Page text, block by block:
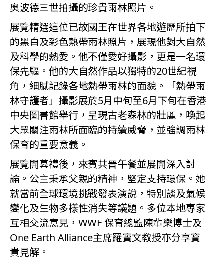
奥波德三世拍攝的珍貴雨林照片。
展覽精選這位已故國王在世界各地遊歷所拍下
的黑白及彩色熱帶雨林照片，展現他對大自然
及科學的熱愛。他不僅愛好攝影，更是一名環
保先驅。他的大自然作品以獨特的20世紀視
角，細膩記錄各地熱帶雨林的面貌。「熱帶雨
林守護者」攝影展於5月中旬至6月下旬在香港
中央圖書館舉行，呈現古老森林的壯麗，喚起
大眾關注雨林所面臨的持續威脅，並強調雨林
保育的重要意義。
展覽開幕禮後，來賓共晉午餐並展開深入討
論。公主秉承父親的精神，堅定支持環保。她
就當前全球環境挑戰發表演說，特別談及氣候
變化及生物多樣性消失等議題。多位本地專家
互相交流意見，WWF 保育總監陳輩樂博士及
One Earth Alliance主席羅寶文教授亦分享寶
貴見解。